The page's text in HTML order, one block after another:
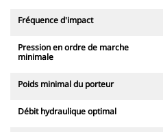
Fréquence d'impact
Pression en ordre de marche
minimale
Poids minimal du porteur
Débit hydraulique optimal